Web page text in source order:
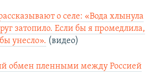
о селе: «Вода хлынула
затопило. Если бы я промедлила,
унесло». (видео)
обмен пленными между Россией